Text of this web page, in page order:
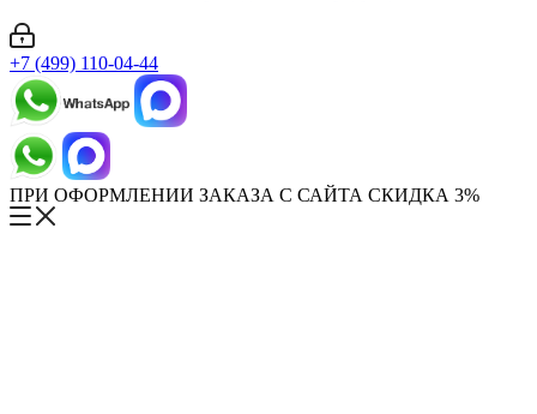
+7 (499) 110-04-44
ПРИ ОФОРМЛЕНИИ ЗАКАЗА С САЙТА СКИДКА 3%